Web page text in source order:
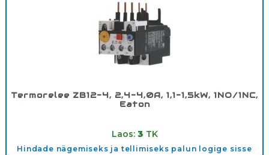
Termorelee ZB12-4, 2,4-4,0A, 1,1-1,5kW, 1NO/1NC,
Eaton
Laos: 3 TK
Hindade nägemiseks ja tellimiseks palun logige sisse